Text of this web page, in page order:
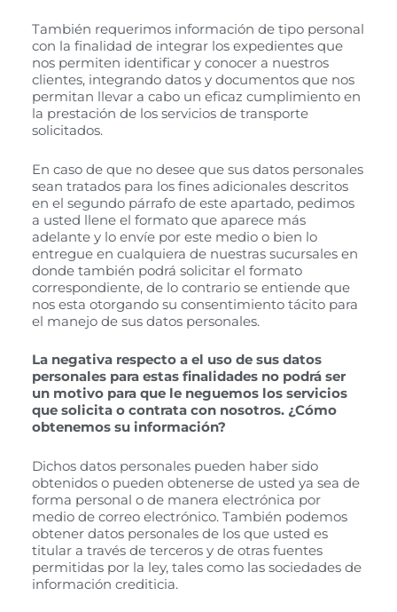
También requerimos información de tipo personal
con la finalidad de integrar los expedientes que
nos permiten identificar y conocer a nuestros
clientes, integrando datos y documentos que nos
permitan llevar a cabo un eficaz cumplimiento en
la prestación de los servicios de transporte
solicitados.
En caso de que no desee que sus datos personales
sean tratados para los fines adicionales descritos
en el segundo párrafo de este apartado, pedimos
a usted llene el formato que aparece más
adelante y lo envíe por este medio o bien lo
entregue en cualquiera de nuestras sucursales en
donde también podrá solicitar el formato
correspondiente, de lo contrario se entiende que
nos esta otorgando su consentimiento tácito para
el manejo de sus datos personales.
La negativa respecto a el uso de sus datos
personales para estas finalidades no podrá ser
un motivo para que le neguemos los servicios
que solicita o contrata con nosotros.¿Cómo
obtenemos su información?
Dichos datos personales pueden haber sido
obtenidos o pueden obtenerse de usted ya sea de
forma personal o de manera electrónica por
medio de correo electrónico. También podemos
obtener datos personales de los que usted es
titular a través de terceros y de otras fuentes
permitidas por la ley, tales como las sociedades de
información crediticia.